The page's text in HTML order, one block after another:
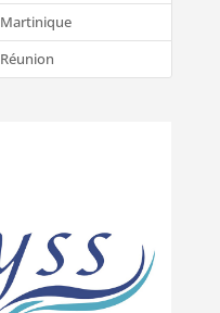
Martinique
Réunion